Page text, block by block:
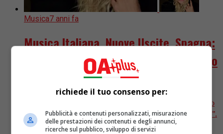
Musica7 anni fa
Musica Italiana, Nuove Uscite. Spagna:
dopo 10 anni torna con “1954”, il nuovo
album di inediti
Ivana Spagna torna, a distanza di 10 anni dall’ultimo
disco di inediti, con un nuovo album dal titolo “1954”.
Esce oggi, 25 ottobre, in tutti gli...
richiede il tuo consenso per:
Pubblicità e contenuti personalizzati, misurazione
delle prestazioni dei contenuti e degli annunci,
ricerche sul pubblico, sviluppo di servizi